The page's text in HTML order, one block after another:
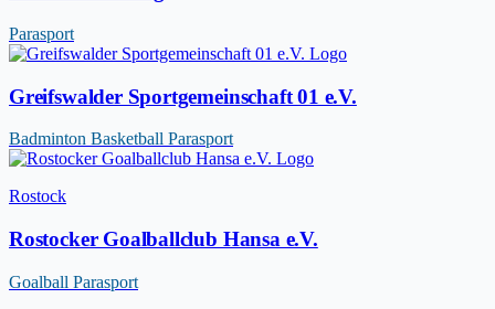
Parasport
Greifswalder Sportgemeinschaft 01 e.V.
Badminton Basketball Parasport
Rostock
Rostocker Goalballclub Hansa e.V.
Goalball Parasport